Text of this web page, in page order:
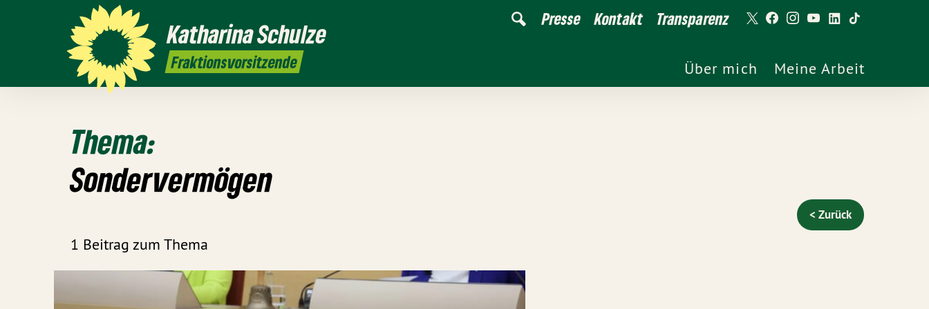
KatharinaSchulze
Fraktionsvorsitzende
Presse Kontakt Transparenz
Über mich Meine Arbeit
Thema:
Sondervermögen
1 Beitrag zum Thema
< Zurück